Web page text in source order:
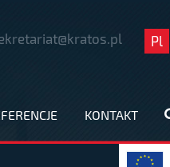
Pl
KONTAKT